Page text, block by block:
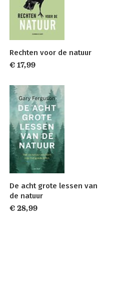
Rechten voor de natuur
€ 17,99
De acht grote lessen van
de natuur
€ 28,99